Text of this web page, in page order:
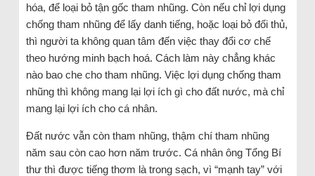
hóa, để loại bỏ tận gốc tham nhũng. Còn nếu chỉ lợi dụng
chống tham nhũng để lấy danh tiếng, hoặc loại bỏ đối thủ,
thì người ta không quan tâm đến việc thay đổi cơ chế
theo hướng minh bạch hoá. Cách làm này chẳng khác
nào bao che cho tham nhũng. Việc lợi dụng chống tham
nhũng thì không mang lại lợi ích gì cho đất nước, mà chỉ
mang lại lợi ích cho cá nhân.
Đất nước vẫn còn tham nhũng, thậm chí tham nhũng
năm sau còn cao hơn năm trước. Cá nhân ông Tổng Bí
thư thì được tiếng thơm là trong sạch, vì “mạnh tay” với